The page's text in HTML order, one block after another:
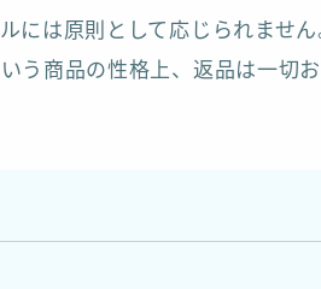
には原則として応じられませ
う商品の性格上、返品は一切